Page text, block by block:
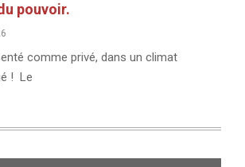
pouvoir.
comme privé, dans un climat
! Le